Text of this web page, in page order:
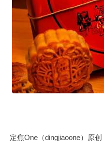
定焦One（dingjiaoone）原创